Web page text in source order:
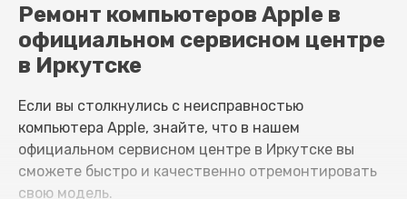
Ремонт компьютеров Apple в
официальном сервисном центре
в Иркутске
Если вы столкнулись с неисправностью
компьютера Apple, знайте, что в нашем
официальном сервисном центре в Иркутске вы
сможете быстро и качественно отремонтировать
свою модель.